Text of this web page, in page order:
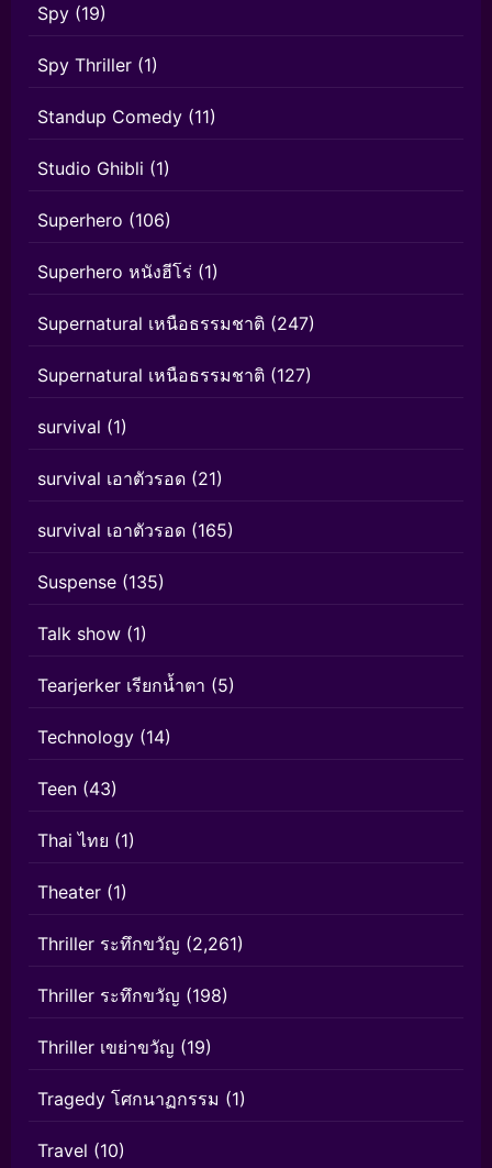
Spy (19)
Spy Thriller (1)
Standup Comedy (11)
Studio Ghibli (1)
Superhero (106)
Superhero หนังฮีโร่ (1)
Supernatural เหนือธรรมชาติ (247)
Supernatural เหนือธรรมชาติ (127)
survival (1)
survival เอาตัวรอด (21)
survival เอาตัวรอด (165)
Suspense (135)
Talk show (1)
Tearjerker เรียกน้ำตา (5)
Technology (14)
Teen (43)
Thai ไทย (1)
Theater (1)
Thriller ระทึกขวัญ (2,261)
Thriller ระทึกขวัญ (198)
Thriller เขย่าขวัญ (19)
Tragedy โศกนาฏกรรม (1)
Travel (10)